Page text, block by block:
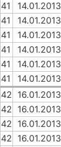
41
14.01.2013
41
14.01.2013
41
14.01.2013
41
14.01.2013
41
14.01.2013
41
14.01.2013
42
16.01.2013
42
16.01.2013
42
16.01.2013
42
16.01.2013